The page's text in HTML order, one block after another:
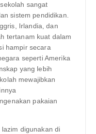
sangat
sistem pendidikan.
Irlandia, dan
tertanam kuat dalam
hampir secara
seperti Amerika
yang lebih
mewajibkan
pakaian
lazim digunakan di